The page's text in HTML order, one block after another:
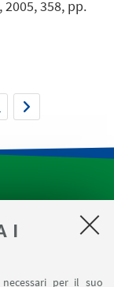
I
per il suo
2005, 358, pp.